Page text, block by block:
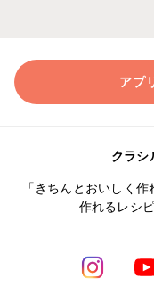
アプ
クラシ
「きちんとおいしく
作れるレシ